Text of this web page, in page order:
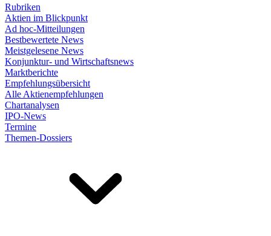
Rubriken
Aktien im Blickpunkt
Ad hoc-Mitteilungen
Bestbewertete News
Meistgelesene News
Konjunktur- und Wirtschaftsnews
Marktberichte
Empfehlungsübersicht
Alle Aktienempfehlungen
Chartanalysen
IPO-News
Termine
Themen-Dossiers